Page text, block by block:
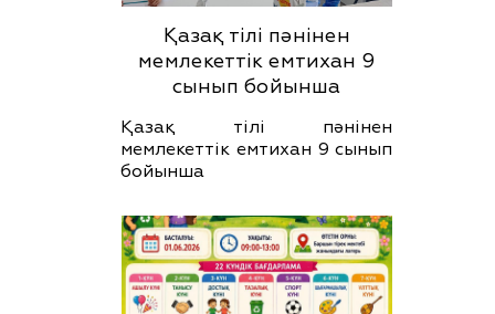
Қазақ тілі пәнінен
мемлекеттік емтихан 9
сынып бойынша
Қазақ тілі пәнінен
мемлекеттік емтихан 9 сынып
бойынша